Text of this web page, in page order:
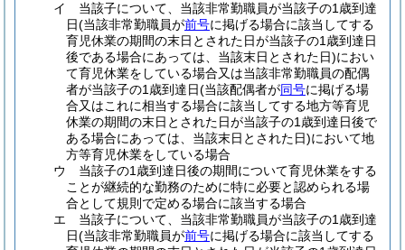
イ
当該子について、当該非常勤職員が当該子の1歳到達
日(当該非常勤職員が前号に掲げる場合に該当してする
育児休業の期間の末日とされた日が当該子の1歳到達日
後である場合にあっては、当該末日とされた日)におい
て育児休業をしている場合又は当該非常勤職員の配偶
者が当該子の1歳到達日(当該配偶者が同号に掲げる場
合又はこれに相当する場合に該当してする地方等育児
休業の期間の末日とされた日が当該子の1歳到達日後で
ある場合にあっては、当該末日とされた日)において地
方等育児休業をしている場合
ウ
当該子の1歳到達日後の期間について育児休業をする
ことが継続的な勤務のために特に必要と認められる場
合として規則で定める場合に該当する場合
エ
当該子について、当該非常勤職員が当該子の1歳到達
日(当該非常勤職員が前号に掲げる場合に該当してする